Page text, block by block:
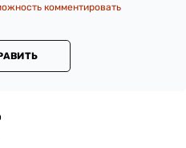
комментировать